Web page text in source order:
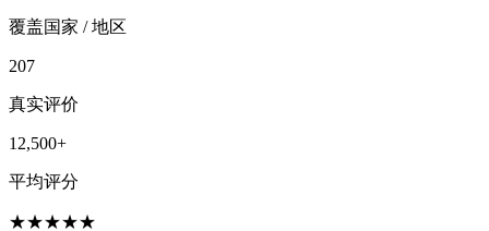
覆盖国家 / 地区
207
真实评价
12,500+
平均评分
★★★★★